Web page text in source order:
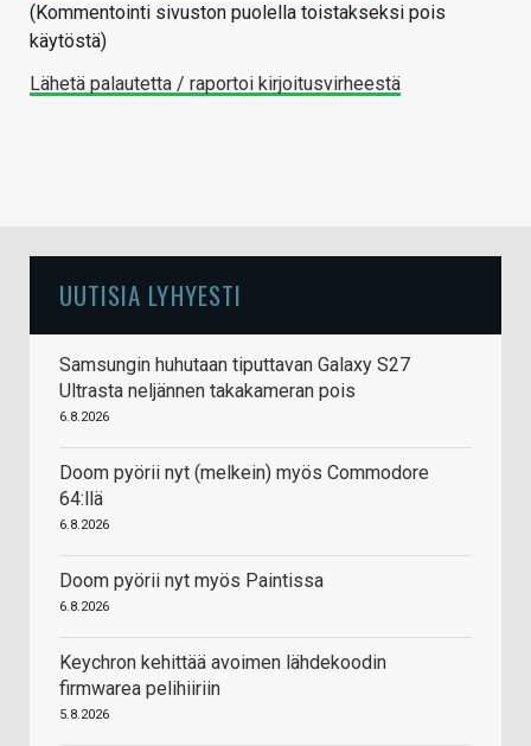
(Kommentointi sivuston puolella toistakseksi pois
käytöstä)
Lähetä palautetta / raportoi kirjoitusvirheestä
UUTISIA LYHYESTI
Samsungin huhutaan tiputtavan Galaxy S27
Ultrasta neljännen takakameran pois
6.8.2026
Doom pyörii nyt (melkein) myös Commodore
64:llä
6.8.2026
Doom pyörii nyt myös Paintissa
6.8.2026
Keychron kehittää avoimen lähdekoodin
firmwarea pelihiiriin
5.8.2026